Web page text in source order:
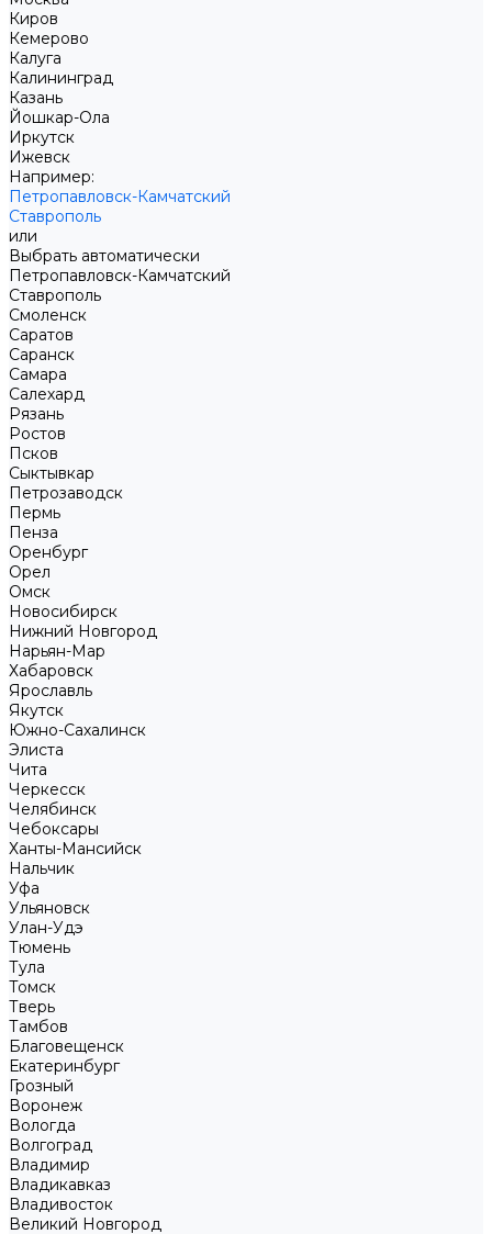
Киров
Кемерово
Калуга
Калининград
Казань
Йошкар-Ола
Иркутск
Ижевск
Например:
Петропавловск-Камчатский
Ставрополь
или
Выбрать автоматически
Петропавловск-Камчатский
Ставрополь
Смоленск
Саратов
Саранск
Самара
Салехард
Рязань
Ростов
Псков
Сыктывкар
Петрозаводск
Пермь
Пенза
Оренбург
Орел
Омск
Новосибирск
Нижний Новгород
Нарьян-Мар
Хабаровск
Ярославль
Якутск
Южно-Сахалинск
Элиста
Чита
Черкесск
Челябинск
Чебоксары
Ханты-Мансийск
Нальчик
Уфа
Ульяновск
Улан-Удэ
Тюмень
Тула
Томск
Тверь
Тамбов
Благовещенск
Екатеринбург
Грозный
Воронеж
Вологда
Волгоград
Владимир
Владикавказ
Владивосток
Великий Новгород